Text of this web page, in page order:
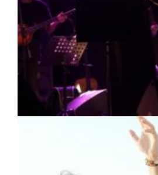
07/08/2026 · 16:50
Πρέσπεια 2026: Έξι
μουσικής και